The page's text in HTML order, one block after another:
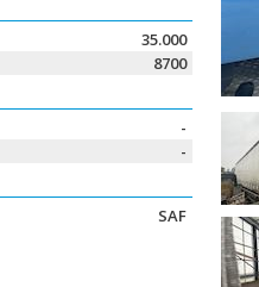
35.000
8700
-
-
SAF